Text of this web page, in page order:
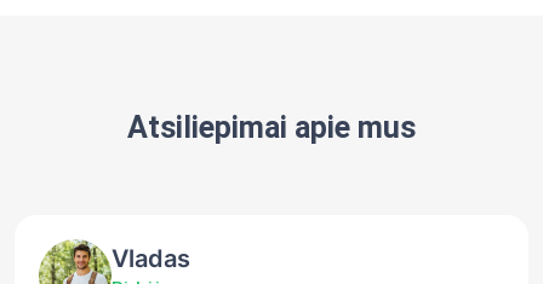
Atsiliepimai apie mus
Vladas